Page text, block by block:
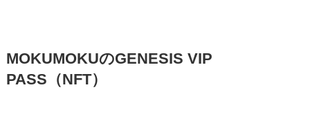
MOKUMOKUのGENESIS VIP
PASS（NFT）